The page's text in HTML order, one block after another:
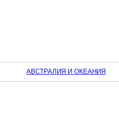
АВСТРАЛИЯ И ОКЕАНИЯ